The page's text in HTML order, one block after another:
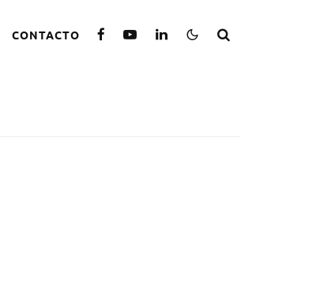
CONTACTO